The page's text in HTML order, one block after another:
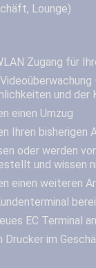
Lounge)
Zugang für
und der
einen Umzug
Ihren bisherigen
oder werden
und wissen
einen weiteren
EC Terminal
Drucker im